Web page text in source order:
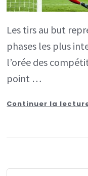
Les tirs au but
phases les plus
l’orée des
point …
Continuer la